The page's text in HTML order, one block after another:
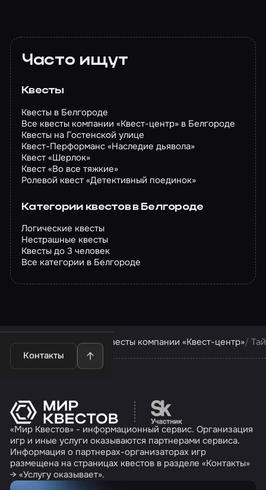
Часто ищут
Квесты
Квесты в Белгороде
Все квесты компании «Квест-центр» в Белгороде
Квесты на Гостенской улице
Квест-Перформанс «Наследие дьявола»
Квест «Шерлок»
Квест «Во все тяжкие»
Ролевой квест «Детективный поединок»
Категории квестов в Белгороде
Логические квесты
Нестрашные квесты
Квесты до 3 человек
Все категории в Белгороде
Контакты
Квесты в Белгороде Квесты компании «Квест-центр»
Перейти на сайт
«Мир Квестов» - информационный сервис. Организация
игр и иные услуги оказываются партнерами сервиса.
Информация о партнерах-организаторах игр
размещена на страницах квестов в разделе «Контакты»
→ «Услугу оказывает».